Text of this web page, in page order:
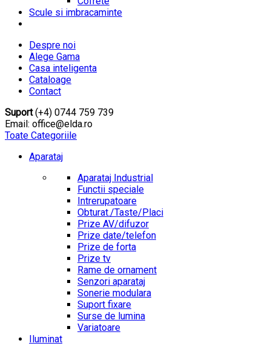
Scule si imbracaminte
Despre noi
Alege Gama
Casa inteligenta
Cataloage
Contact
Suport(+4) 0744 759 739
Email: office@elda.ro
Toate Categoriile
Aparataj
Aparataj Industrial
Functii speciale
Intrerupatoare
Obturat./Taste/Placi
Prize AV/difuzor
Prize date/telefon
Prize de forta
Prize tv
Rame de ornament
Senzori aparataj
Sonerie modulara
Suport fixare
Surse de lumina
Variatoare
Iluminat